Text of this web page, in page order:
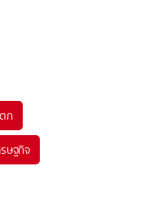
ก
รษฐกิจ